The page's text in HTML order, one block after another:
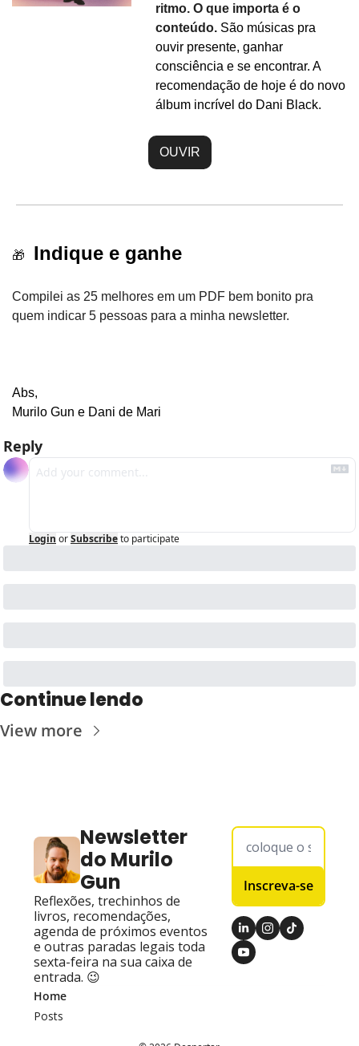
ritmo. O que importa é o
conteúdo. São músicas pra
ouvir presente, ganhar
consciência e se encontrar. A
recomendação de hoje é do novo
álbum incrível do Dani Black.
OUVIR
🎁 Indique e ganhe
Compilei as 25 melhores em um PDF bem bonito pra
quem indicar 5 pessoas para a minha newsletter.
Abs,
Murilo Gun e Dani de Mari
Reply
Login orSubscribeto participate
Continue lendo
View more
Newsletter
do Murilo
Gun
Reflexões, trechinhos de
livros, recomendações,
agenda de próximos eventos
e outras paradas legais toda
sexta-feira na sua caixa de
entrada. 😉
Inscreva-se
Home
Posts